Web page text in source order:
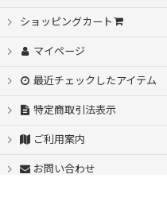
ショッピングカート
マイページ
最近チェックしたアイテム
特定商取引法表示
ご利用案内
お問い合わせ